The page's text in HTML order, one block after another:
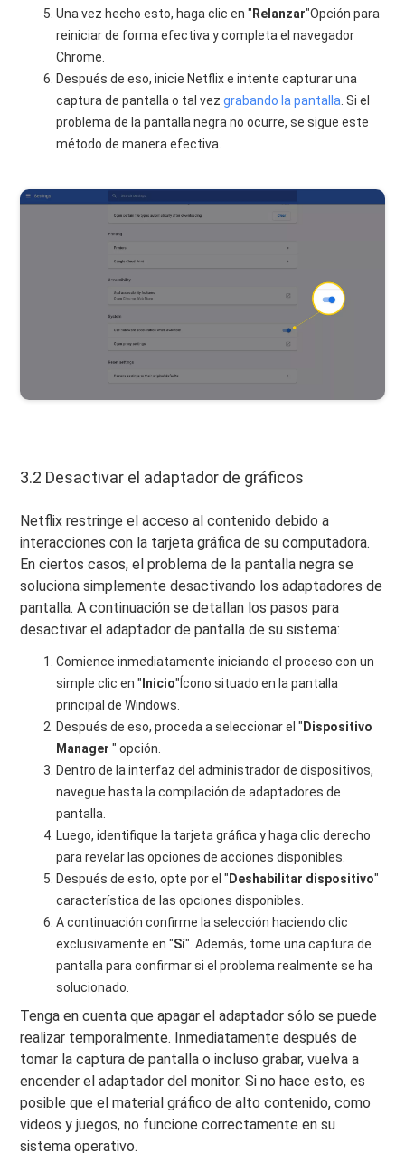
Una vez hecho esto, haga clic en " Relanzar"Opción para
reiniciar de forma efectiva y completa el navegador
Chrome.
Después de eso, inicie Netflix e intente capturar una
captura de pantalla o tal vezgrabando la pantalla . Si el
problema de la pantalla negra no ocurre, se sigue este
método de manera efectiva.
3.2 Desactivar el adaptador de gráficos
Netflix restringe el acceso al contenido debido a
interacciones con la tarjeta gráfica de su computadora.
En ciertos casos, el problema de la pantalla negra se
soluciona simplemente desactivando los adaptadores de
pantalla. A continuación se detallan los pasos para
desactivar el adaptador de pantalla de su sistema:
Comience inmediatamente iniciando el proceso con un
simple clic en " Inicio"Ícono situado en la pantalla
principal de Windows.
Después de eso, proceda a seleccionar el " Dispositivo
Manager" opción.
Dentro de la interfaz del administrador de dispositivos,
navegue hasta la compilación de adaptadores de
pantalla.
Luego, identifique la tarjeta gráfica y haga clic derecho
para revelar las opciones de acciones disponibles.
Después de esto, opte por el " Deshabilitar dispositivo"
característica de las opciones disponibles.
A continuación confirme la selección haciendo clic
exclusivamente en "Sí". Además, tome una captura de
pantalla para confirmar si el problema realmente se ha
solucionado.
Tenga en cuenta que apagar el adaptador sólo se puede
realizar temporalmente. Inmediatamente después de
tomar la captura de pantalla o incluso grabar, vuelva a
encender el adaptador del monitor. Si no hace esto, es
posible que el material gráfico de alto contenido, como
videos y juegos, no funcione correctamente en su
sistema operativo.